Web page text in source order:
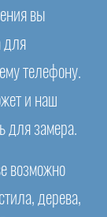
вы
для
телефону.
и наш
для замера.
возможно
дерева,